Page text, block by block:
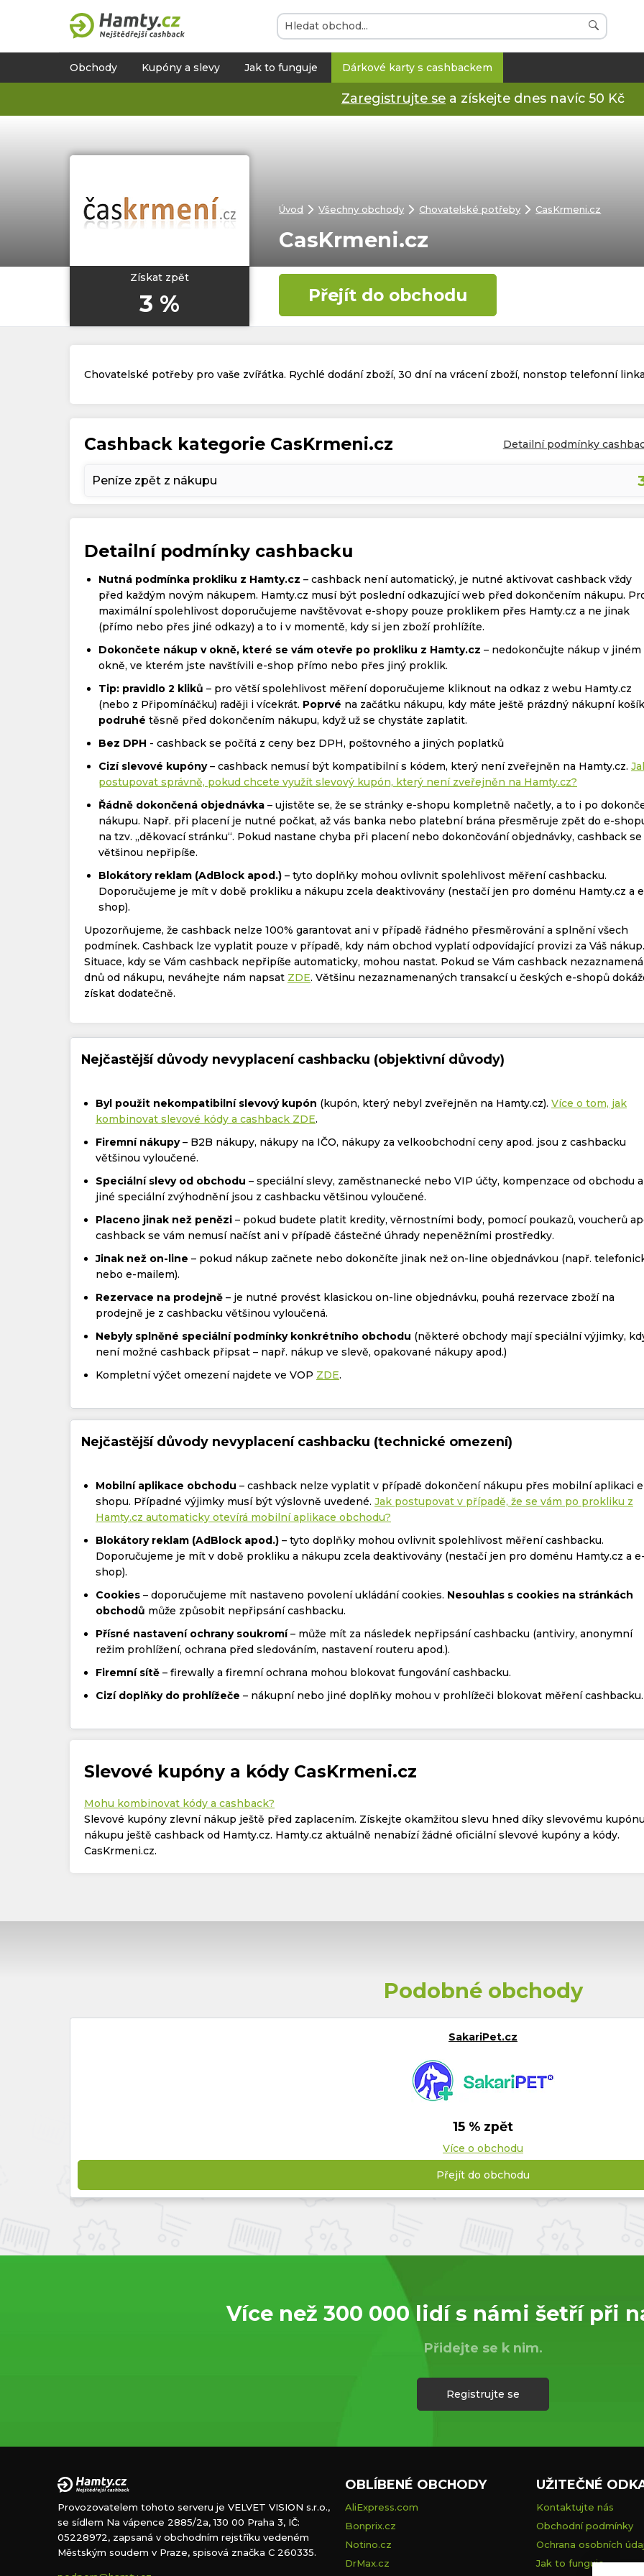
Obchody Kupóny a slevy Jak to funguje Dárkové karty s cashbackem
Zaregistrujte se a získejte dnes navíc 50 Kč
Získat zpět
3 %
Úvod Všechny obchody Chovatelské potřeby CasKrmeni.cz
CasKrmeni.cz
Přejít do obchodu
Chovatelské potřeby pro vaše zvířátka. Rychlé dodání zboží, 30 dní na vrácení zboží, nonstop telefonní
Cashback kategorie CasKrmeni.cz Detailní podmínky
Peníze zpět z nákupu
Detailní podmínky cashbacku
Nutná podmínka prokliku z Hamty.cz – cashback není automatický, je nutné aktivovat cashback vždy
před každým novým nákupem. Hamty.cz musí být poslední odkazující web před dokončením nákupu.
maximální spolehlivost doporučujeme navštěvovat e-shopy pouze proklikem přes Hamty.cz a ne jinak
(přímo nebo přes jiné odkazy) a to i v momentě, kdy si jen zboží prohlížíte.
Dokončete nákup v okně, které se vám otevře po prokliku z Hamty.cz – nedokončujte nákup v jiném
okně, ve kterém jste navštívili e-shop přímo nebo přes jiný proklik.
Tip: pravidlo 2 kliků – pro větší spolehlivost měření doporučujeme kliknout na odkaz z webu Hamty.cz
(nebo z Připomínáčku) raději i vícekrát. Poprvé na začátku nákupu, kdy máte ještě prázdný nákupní
podruhé těsně před dokončením nákupu, když už se chystáte zaplatit.
Bez DPH - cashback se počítá z ceny bez DPH, poštovného a jiných poplatků
Cizí slevové kupóny– cashback nemusí být kompatibilní s kódem, který není zveřejněn na Hamty.cz.
postupovat správně, pokud chcete využít slevový kupón, který není zveřejněn na Hamty.cz?
Řádně dokončená objednávka – ujistěte se, že se stránky e-shopu kompletně načetly, a to i po
nákupu. Např. při placení je nutné počkat, až vás banka nebo platební brána přesměruje zpět do e-
na tzv. „děkovací stránku“. Pokud nastane chyba při placení nebo dokončování objednávky, cashback se
většinou nepřipíše.
Blokátory reklam (AdBlock apod.) – tyto doplňky mohou ovlivnit spolehlivost měření cashbacku.
Doporučujeme je mít v době prokliku a nákupu zcela deaktivovány (nestačí jen pro doménu Hamty.cz a
shop).
Upozorňujeme, že cashback nelze 100% garantovat ani v případě řádného přesměrování a splnění všech
podmínek. Cashback lze vyplatit pouze v případě, kdy nám obchod vyplatí odpovídající provizi za Váš nákup.
Situace, kdy se Vám cashback nepřipíše automaticky, mohou nastat. Pokud se Vám cashback
dnů od nákupu, neváhejte nám napsat ZDE. Většinu nezaznamenaných transakcí u českých e-shopů
získat dodatečně.
Nejčastější důvody nevyplacení cashbacku (objektivní důvody)
Byl použit nekompatibilní slevový kupón (kupón, který nebyl zveřejněn na Hamty.cz). Více o tom, jak
kombinovat slevové kódy a cashback ZDE.
Firemní nákupy– B2B nákupy, nákupy na IČO, nákupy za velkoobchodní ceny apod. jsou z cashbacku
většinou vyloučené.
Speciální slevy od obchodu – speciální slevy, zaměstnanecké nebo VIP účty, kompenzace od obchodu a
jiné speciální zvýhodnění jsou z cashbacku většinou vyloučené.
Placeno jinak než penězi – pokud budete platit kredity, věrnostními body, pomocí poukazů, voucherů
cashback se vám nemusí načíst ani v případě částečné úhrady nepeněžními prostředky.
Jinak než on-line – pokud nákup začnete nebo dokončíte jinak než on-line objednávkou (např.
nebo e-mailem).
Rezervace na prodejně – je nutné provést klasickou on-line objednávku, pouhá rezervace zboží na
prodejně je z cashbacku většinou vyloučená.
Nebyly splněné speciální podmínky konkrétního obchodu (některé obchody mají speciální výjimky,
není možné cashback připsat – např. nákup ve slevě, opakované nákupy apod.)
Kompletní výčet omezení najdete ve VOP ZDE.
Nejčastější důvody nevyplacení cashbacku (technické omezení)
Mobilní aplikace obchodu – cashback nelze vyplatit v případě dokončení nákupu přes mobilní aplikaci
shopu. Případné výjimky musí být výslovně uvedené. Jak postupovat v případě, že se vám po prokliku z
Hamty.cz automaticky otevírá mobilní aplikace obchodu?
Blokátory reklam (AdBlock apod.) – tyto doplňky mohou ovlivnit spolehlivost měření cashbacku.
Doporučujeme je mít v době prokliku a nákupu zcela deaktivovány (nestačí jen pro doménu Hamty.cz a
shop).
Cookies – doporučujeme mít nastaveno povolení ukládání cookies. Nesouhlas s cookies na stránkách
obchodů může způsobit nepřipsání cashbacku.
Přísné nastavení ochrany soukromí– může mít za následek nepřipsání cashbacku (antiviry, anonymní
režim prohlížení, ochrana před sledováním, nastavení routeru apod.).
Firemní sítě – firewally a firemní ochrana mohou blokovat fungování cashbacku.
Cizí doplňky do prohlížeče – nákupní nebo jiné doplňky mohou v prohlížeči blokovat měření cashbacku.
Slevové kupóny a kódy CasKrmeni.cz
Mohu kombinovat kódy a cashback?
Slevové kupóny zlevní nákup ještě před zaplacením. Získejte okamžitou slevu hned díky slevovému
nákupu ještě cashback od Hamty.cz. Hamty.cz aktuálně nenabízí žádné oficiální slevové kupóny a kódy.
CasKrmeni.cz.
Podobné obchody
SakariPet.cz
15 % zpět
Více o obchodu
Přejít do obchodu
Více než 300 000 lidí s námi šetří při
Přidejte se k nim.
Registrujte se
Provozovatelem tohoto serveru je VELVET VISION s.r.o.,
se sídlem Na vápence 2885/2a, 130 00 Praha 3, IČ:
05228972, zapsaná v obchodním rejstříku vedeném
Městským soudem v Praze, spisová značka C 260335.
OBLÍBENÉ OBCHODY
AliExpress.com
Bonprix.cz
Notino.cz
DrMax.cz
UŽITEČNÉ
Kontaktujte nás
Obchodní podmínky
Ochrana osobních
Jak to funguje